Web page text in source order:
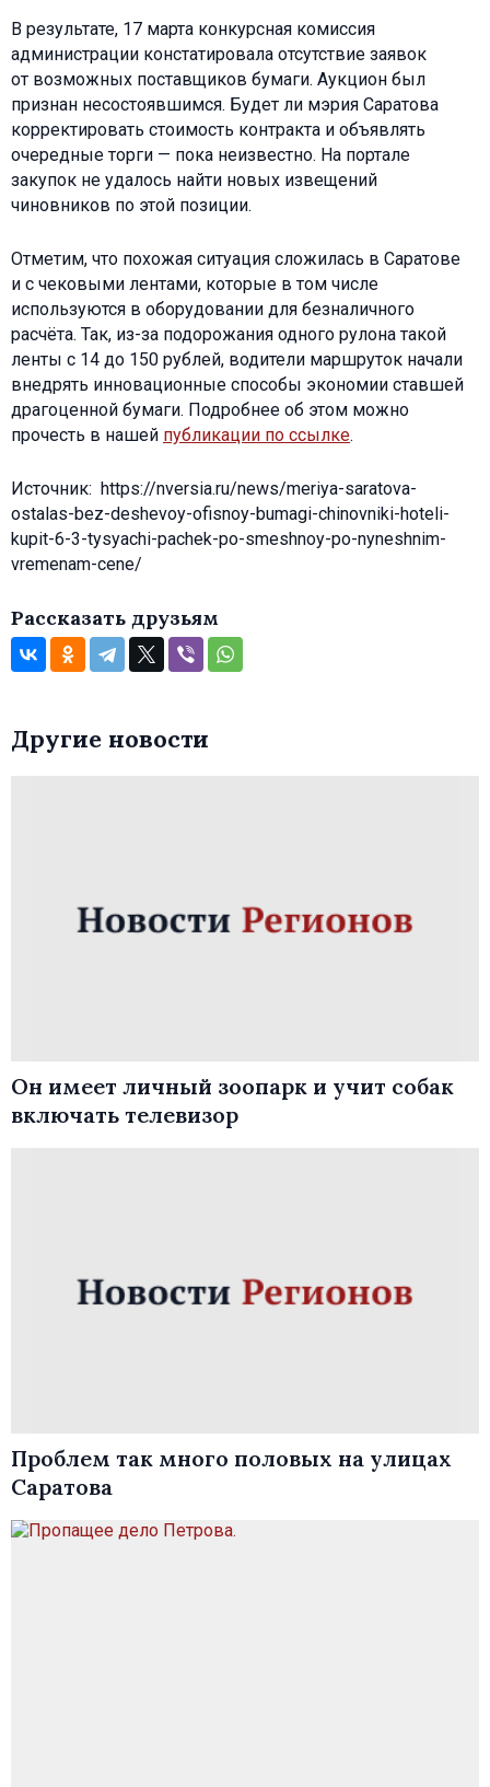
В результате, 17 марта конкурсная комиссия
администрации констатировала отсутствие заявок
от возможных поставщиков бумаги. Аукцион был
признан несостоявшимся. Будет ли мэрия Саратова
корректировать стоимость контракта и объявлять
очередные торги — пока неизвестно. На портале
закупок не удалось найти новых извещений
чиновников по этой позиции.
Отметим, что похожая ситуация сложилась в Саратове
и с чековыми лентами, которые в том числе
используются в оборудовании для безналичного
расчёта. Так, из-за подорожания одного рулона такой
ленты с 14 до 150 рублей, водители маршруток начали
внедрять инновационные способы экономии ставшей
драгоценной бумаги. Подробнее об этом можно
прочесть в нашей публикации по ссылке.
Источник: https://nversia.ru/news/meriya-saratova-
ostalas-bez-deshevoy-ofisnoy-bumagi-chinovniki-hoteli-
kupit-6-3-tysyachi-pachek-po-smeshnoy-po-nyneshnim-
vremenam-cene/
Рассказать друзьям
Другие новости
Он имеет личный зоопарк и учит собак
включать телевизор
Проблем так много половых на улицах
Саратова